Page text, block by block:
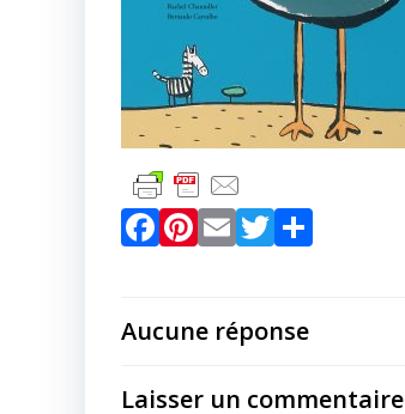
Facebook
Pinterest
EmailTwitter
Aucune réponse
Laisser un commentaire